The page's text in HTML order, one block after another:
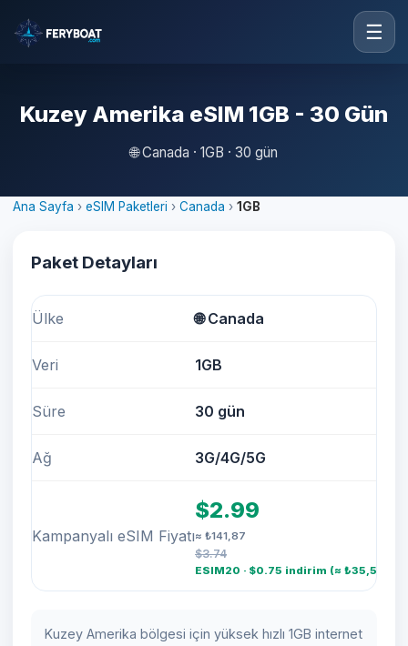
☰
Kuzey Amerika eSIM 1GB - 30 Gün
🌐Canada · 1GB · 30 gün
Ana Sayfa › eSIM Paketleri › Canada › 1GB
Paket Detayları
Ülke 🌐Canada
Veri 1GB
Süre 30 gün
Ağ 3G/4G/5G
Kampanyalı eSIM Fiyatı
$2.99
≈ ₺141,87
$3.74
ESIM20 · $0.75 indirim (≈ ₺35,59)
Kuzey Amerika bölgesi için yüksek hızlı 1GB internet